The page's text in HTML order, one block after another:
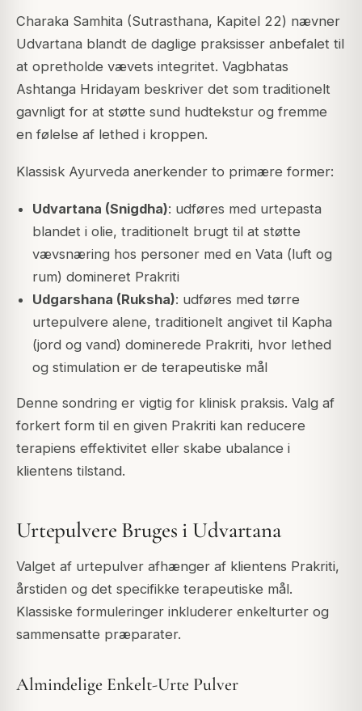
Charaka Samhita (Sutrasthana, Kapitel 22) nævner
Udvartana blandt de daglige praksisser anbefalet til
at opretholde vævets integritet. Vagbhatas
Ashtanga Hridayam beskriver det som traditionelt
gavnligt for at støtte sund hudtekstur og fremme
en følelse af lethed i kroppen.
Klassisk Ayurveda anerkender to primære former:
Udvartana (Snigdha): udføres med urtepasta
blandet i olie, traditionelt brugt til at støtte
vævsnæring hos personer med en Vata (luft og
rum) domineret Prakriti
Udgarshana (Ruksha): udføres med tørre
urtepulvere alene, traditionelt angivet til Kapha
(jord og vand) dominerede Prakriti, hvor lethed
og stimulation er de terapeutiske mål
Denne sondring er vigtig for klinisk praksis. Valg af
forkert form til en given Prakriti kan reducere
terapiens effektivitet eller skabe ubalance i
klientens tilstand.
Urtepulvere Bruges i Udvartana
Valget af urtepulver afhænger af klientens Prakriti,
årstiden og det specifikke terapeutiske mål.
Klassiske formuleringer inkluderer enkelturter og
sammensatte præparater.
Almindelige Enkelt-Urte Pulver